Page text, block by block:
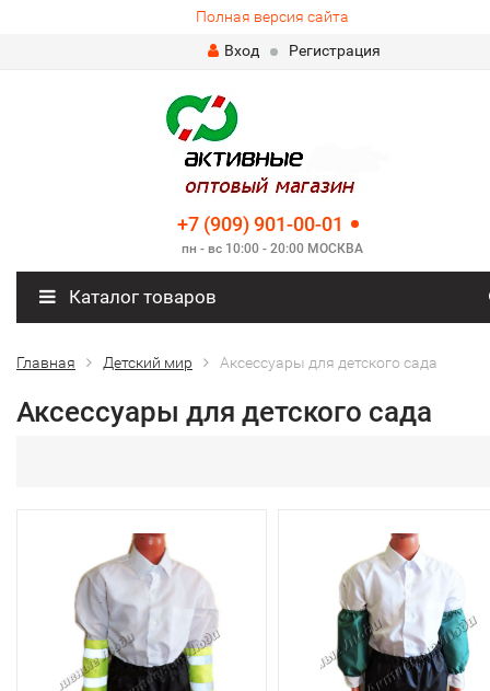
Полная версия сайта
Вход
Регистрация
+7 (909) 901-00-01
пн - вс 10:00 - 20:00 МОСКВА
Каталог товаров
Главная Детский мир Аксессуары для детского сада
Аксессуары для детского сада